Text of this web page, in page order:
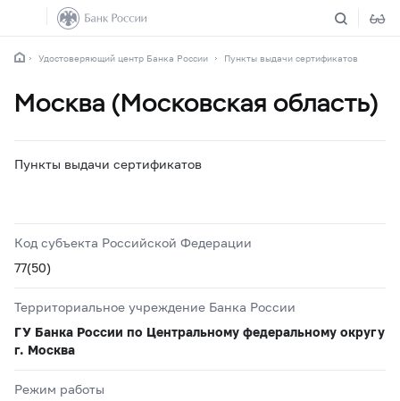
Удостоверяющий центр Банка России Пункты выдачи сертификатов
Москва (Московская область)
Пункты выдачи сертификатов
Код субъекта Российской Федерации
77(50)
Территориальное учреждение Банка России
ГУ Банка России по Центральному федеральному округу
г. Москва
Режим работы